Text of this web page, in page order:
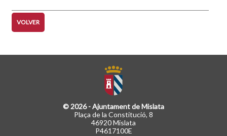
VOLVER
© 2026 - Ajuntament de Mislata
Plaça de la Constitució, 8
46920 Mislata
P4617100E